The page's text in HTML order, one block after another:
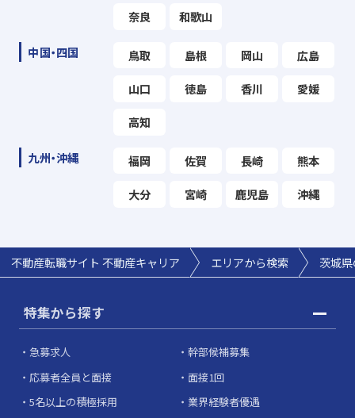
奈良 和歌山
中国・四国 鳥取 島根 岡山 広島
山口 徳島 香川 愛媛
高知
九州・沖縄 福岡 佐賀 長崎 熊本
大分 宮崎 鹿児島 沖縄
不動産転職サイト 不動産キャリア エリアから検索 茨城
特集から探す
急募求人
幹部候補募集
応募者全員と面接
面接1回
5名以上の積極採用
業界経験者優遇